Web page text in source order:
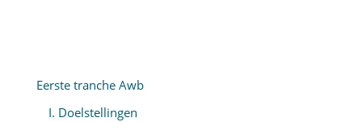
Eerste tranche Awb
I. Doelstellingen